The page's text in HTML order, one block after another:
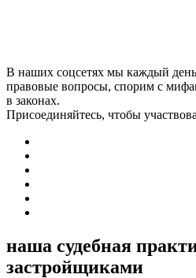
В наших соцсетях мы каждый день
правовые вопросы, спорим с
в законах.
Присоединяйтесь, чтобы
наша судебная
застройщиками